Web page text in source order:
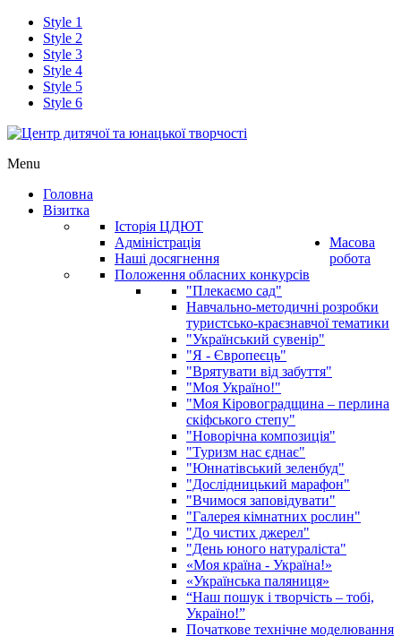
Style 1
Style 2
Style 3
Style 4
Style 5
Style 6
Menu
Головна
Візитка
Історія ЦДЮТ
Адміністрація
Наші досягнення
Масова
робота
Положення обласних конкурсів
"Плекаємо сад"
Навчально-методичні розробки
туристсько-краєзнавчої тематики
"Український сувенір"
"Я - Європеєць"
"Врятувати від забуття"
"Моя Україно!"
"Моя Кіровоградщина – перлина
скіфського степу"
"Новорічна композиція"
"Туризм нас єднає"
"Юннатівський зеленбуд"
"Дослідницький марафон"
"Вчимося заповідувати"
"Галерея кімнатних рослин"
"До чистих джерел"
"День юного натураліста"
«Моя країна - Україна!»
«Українська паляниця»
“Наш пошук і творчість – тобі,
Україно!”
Початкове технічне моделювання